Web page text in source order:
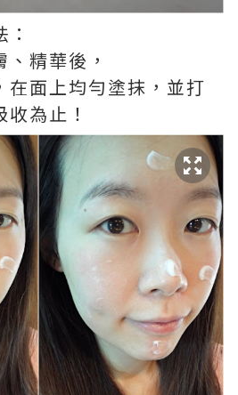
精華後，
在面上均勻塗抹，並打
為止！